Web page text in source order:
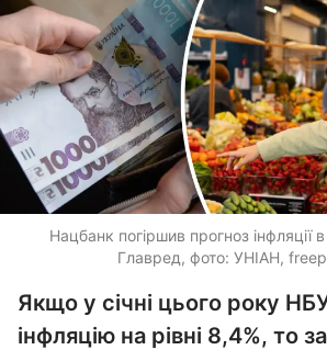
Нацбанк погіршив прогноз інфляції
Главред, фото: УНІАН,
Якщо у січні цього року
інфляцію на рівні 8,4%, то